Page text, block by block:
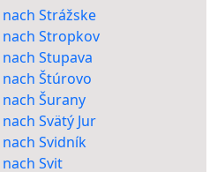
Strážske
Stropkov
Stupava
Štúrovo
Šurany
Svätý Jur
Svidník
Svit